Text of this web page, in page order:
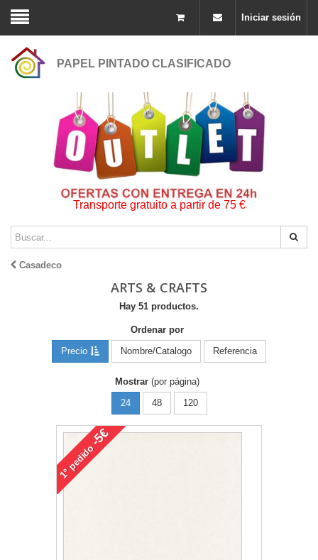
Iniciar sesión
PAPEL PINTADO CLASIFICADO
Transporte gratuito a partir de 75 €
Casadeco
ARTS & CRAFTS
Hay 51 productos.
Ordenar por
Precio
Nombre/Catalogo Referencia
Mostrar (por página)
24
48 120
1°
pedido
-5€